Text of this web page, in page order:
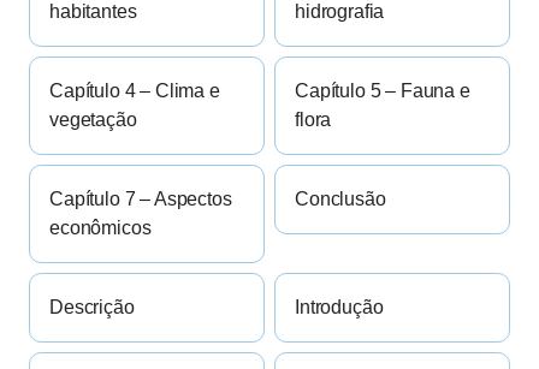
habitantes
hidrografia
Capítulo 4 – Clima e
vegetação
Capítulo 5 – Fauna e
flora
Capítulo 7 – Aspectos
econômicos
Conclusão
Descrição Introdução